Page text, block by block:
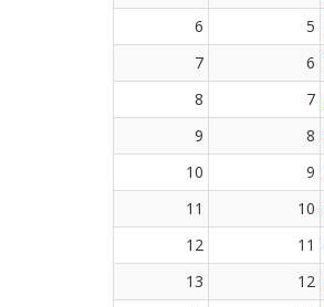
6
5
7
6
8
7
9
8
10
9
11
10
12
11
13
12